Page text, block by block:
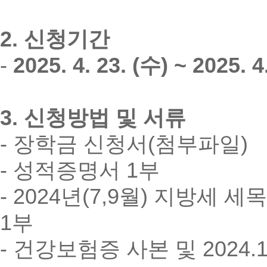
2. 신청기간
- 2025. 4. 23. (수) ~ 2025.
3. 신청방법 및 서류
- 장학금 신청서(첨부파일)
- 성적증명서 1부
- 2024년(7,9월) 지방세 세
1부
- 건강보험증 사본 및